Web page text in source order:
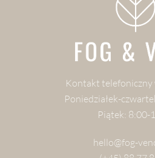
Kontakt telefoniczny
Poniedziałek-
Piątek: 8:00-
hello@fog-